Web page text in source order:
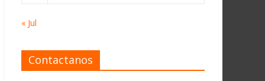
« Jul
Contactanos